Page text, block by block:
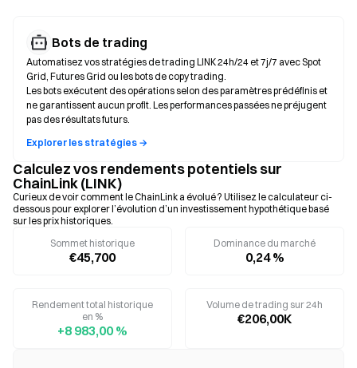
Bots de trading
Automatisez vos stratégies de trading LINK 24h/24 et 7j/7 avec Spot
Grid, Futures Grid ou les bots de copy trading.
Les bots exécutent des opérations selon des paramètres prédéfinis et
ne garantissent aucun profit. Les performances passées ne préjugent
pas des résultats futurs.
Explorer les stratégies →
Calculez vos rendements potentiels sur
ChainLink (LINK)
Curieux de voir comment le ChainLink a évolué ? Utilisez le calculateur ci-
dessous pour explorer l’évolution d’un investissement hypothétique basé
sur les prix historiques.
Sommet historique
€45,700
Dominance du marché
0,24 %
Rendement total historique
en %
+8 983,00 %
Volume de trading sur 24h
€206,00K